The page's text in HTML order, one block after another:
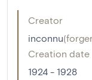
Creator
inconnu(
Creation date
1924 - 1928